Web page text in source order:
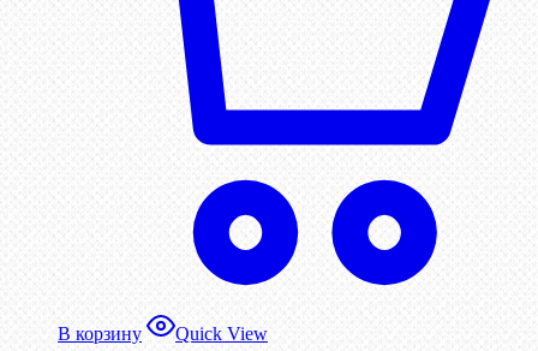
В корзину Quick View